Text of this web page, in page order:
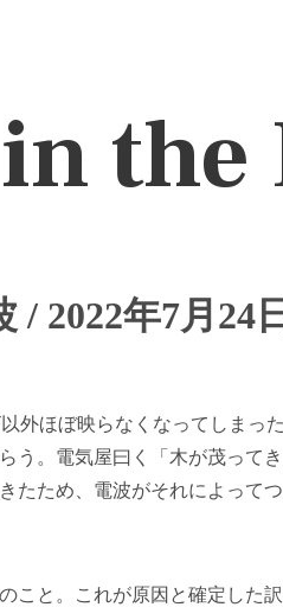
the
/ 2022年7月24日
外ほぼ映らなくなってしまっ
う。電気屋曰く「木が茂って
たため、電波がそれによって
こと。これが原因と確定した